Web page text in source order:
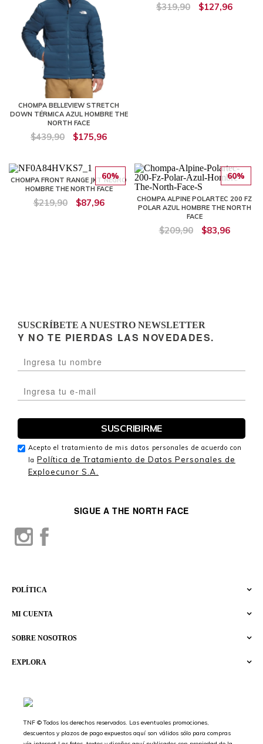
CHOMPA BELLEVIEW STRETCH
DOWN TÉRMICA AZUL HOMBRE THE
NORTH FACE
$439,90 $175,96
$319,90 $127,96
60%
CHOMPA FRONT RANGE JKT NEGRO
HOMBRE THE NORTH FACE
$219,90 $87,96
60%
CHOMPA ALPINE POLARTEC 200 FZ
POLAR AZUL HOMBRE THE NORTH
FACE
$209,90 $83,96
EXPLORA
SOBRE NOSOTROS
MI CUENTA
POLÍTICA
SIGUE A THE NORTH FACE
TNF © Todos los derechos reservados. Las eventuales promociones,
descuentos y plazos de pago expuestos aquí son válidos sólo para compras
SUSCRÍBETE A NUESTRO NEWSLETTER
Y NO TE PIERDAS LAS NOVEDADES.
Acepto el tratamiento de mis datos personales de acuerdo con
la Política de Tratamiento de Datos Personales de
Exploecunor S.A.